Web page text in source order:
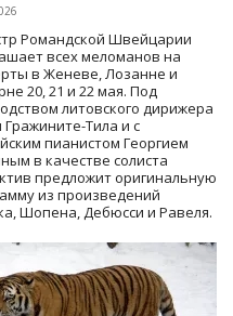
Романдской Швейцарии
всех меломанов на
в Женеве, Лозанне и
20, 21 и 22 мая. Под
литовского дирижера
Тила и с
пианистом Георгием
в качестве солиста
предложит оригинальную
из произведений
Шопена, Дебюсси и Равеля.